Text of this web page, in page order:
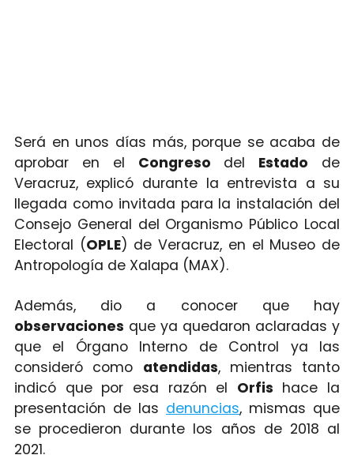
Será en unos días más, porque se acaba de
aprobar en el Congreso del Estado de
Veracruz, explicó durante la entrevista a su
llegada como invitada para la instalación del
Consejo General del Organismo Público Local
Electoral (OPLE) de Veracruz, en el Museo de
Antropología de Xalapa (MAX).
Además, dio a conocer que hay
observaciones que ya quedaron aclaradas y
que el Órgano Interno de Control ya las
consideró como atendidas, mientras tanto
indicó que por esa razón el Orfis hace la
presentación de las denuncias, mismas que
se procedieron durante los años de 2018 al
2021.